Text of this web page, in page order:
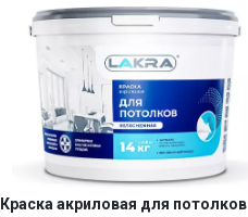
Краска акриловая для потолков